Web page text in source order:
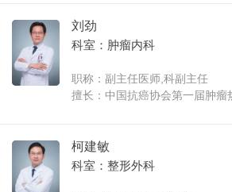
蚌埠医学院进修，参加有关科研
理工作，多次参加省内专业学习
刘劲
科室：肿瘤内科
职称：副主任医师,科副主任
擅长：中国抗癌协会第一届肿瘤
事，安徽省抗癌协会肺癌专委会
第150中心医院肿瘤诊疗中心、
柯建敏
科室：整形外科